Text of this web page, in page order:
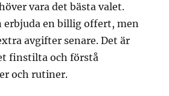
vara det bästa valet.
erbjuda en billig offert, men
avgifter senare. Det är
finstilta och förstå
och rutiner.